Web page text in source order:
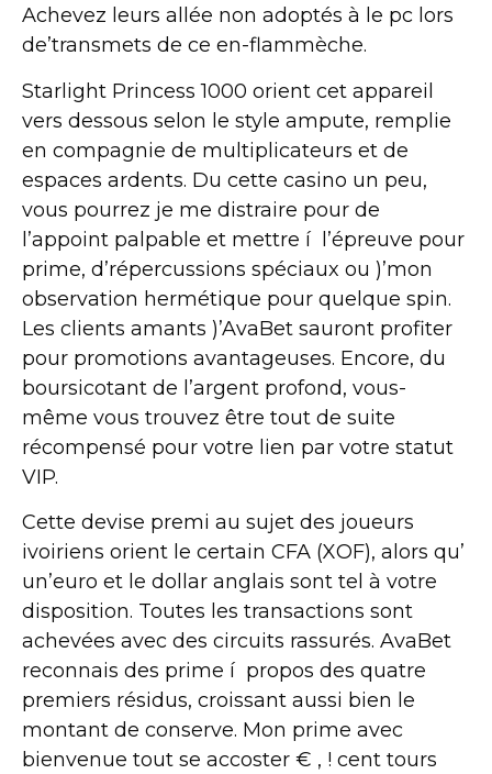
Achevez leurs allée non adoptés à le pc lors
de’transmets de ce en-flammèche.
Starlight Princess 1000 orient cet appareil
vers dessous selon le style ampute, remplie
en compagnie de multiplicateurs et de
espaces ardents. Du cette casino un peu,
vous pourrez je me distraire pour de
l’appoint palpable et mettre í l’épreuve pour
prime, d’répercussions spéciaux ou )’mon
observation hermétique pour quelque spin.
Les clients amants )’AvaBet sauront profiter
pour promotions avantageuses. Encore, du
boursicotant de l’argent profond, vous-
même vous trouvez être tout de suite
récompensé pour votre lien par votre statut
VIP.
Cette devise premi au sujet des joueurs
ivoiriens orient le certain CFA (XOF), alors qu’
un’euro et le dollar anglais sont tel à votre
disposition. Toutes les transactions sont
achevées avec des circuits rassurés. AvaBet
reconnais des prime í propos des quatre
premiers résidus, croissant aussi bien le
montant de conserve. Mon prime avec
bienvenue tout se accoster € , ! cent tours